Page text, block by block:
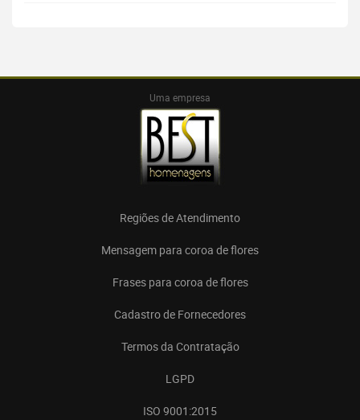
Uma empresa
Regiões de Atendimento
Mensagem para coroa de flores
Frases para coroa de flores
Cadastro de Fornecedores
Termos da Contratação
LGPD
ISO 9001:2015